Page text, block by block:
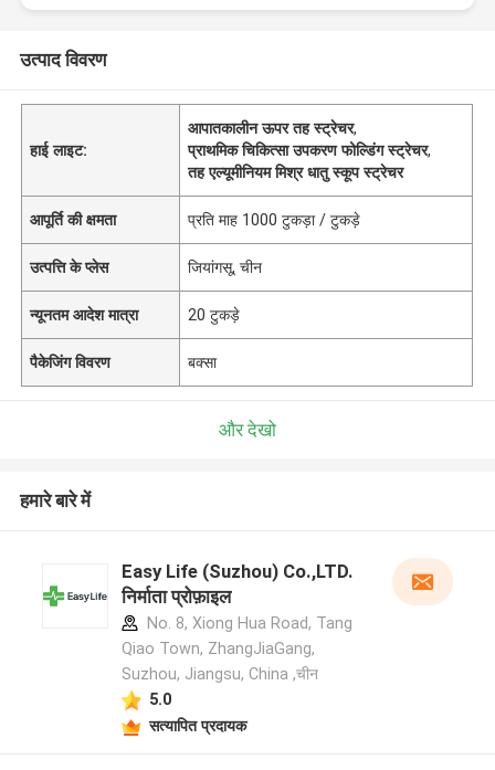
उत्पाद विवरण
हाई लाइट:
आपातकालीन ऊपर तह स्ट्रेचर,
प्राथमिक चिकित्सा उपकरण फोल्डिंग स्ट्रेचर,
तह एल्यूमीनियम मिश्र धातु स्कूप स्ट्रेचर
आपूर्ति की क्षमता प्रति माह 1000 टुकड़ा / टुकड़े
उत्पत्ति के प्लेस जियांगसू, चीन
न्यूनतम आदेश मात्रा 20 टुकड़े
पैकेजिंग विवरण बक्सा
और देखो
हमारे बारे में
Easy Life (Suzhou) Co.,LTD.
निर्माता प्रोफ़ाइल
No. 8, Xiong Hua Road, Tang
Qiao Town, ZhangJiaGang,
Suzhou, Jiangsu, China ,चीन
5.0
सत्यापित प्रदायक